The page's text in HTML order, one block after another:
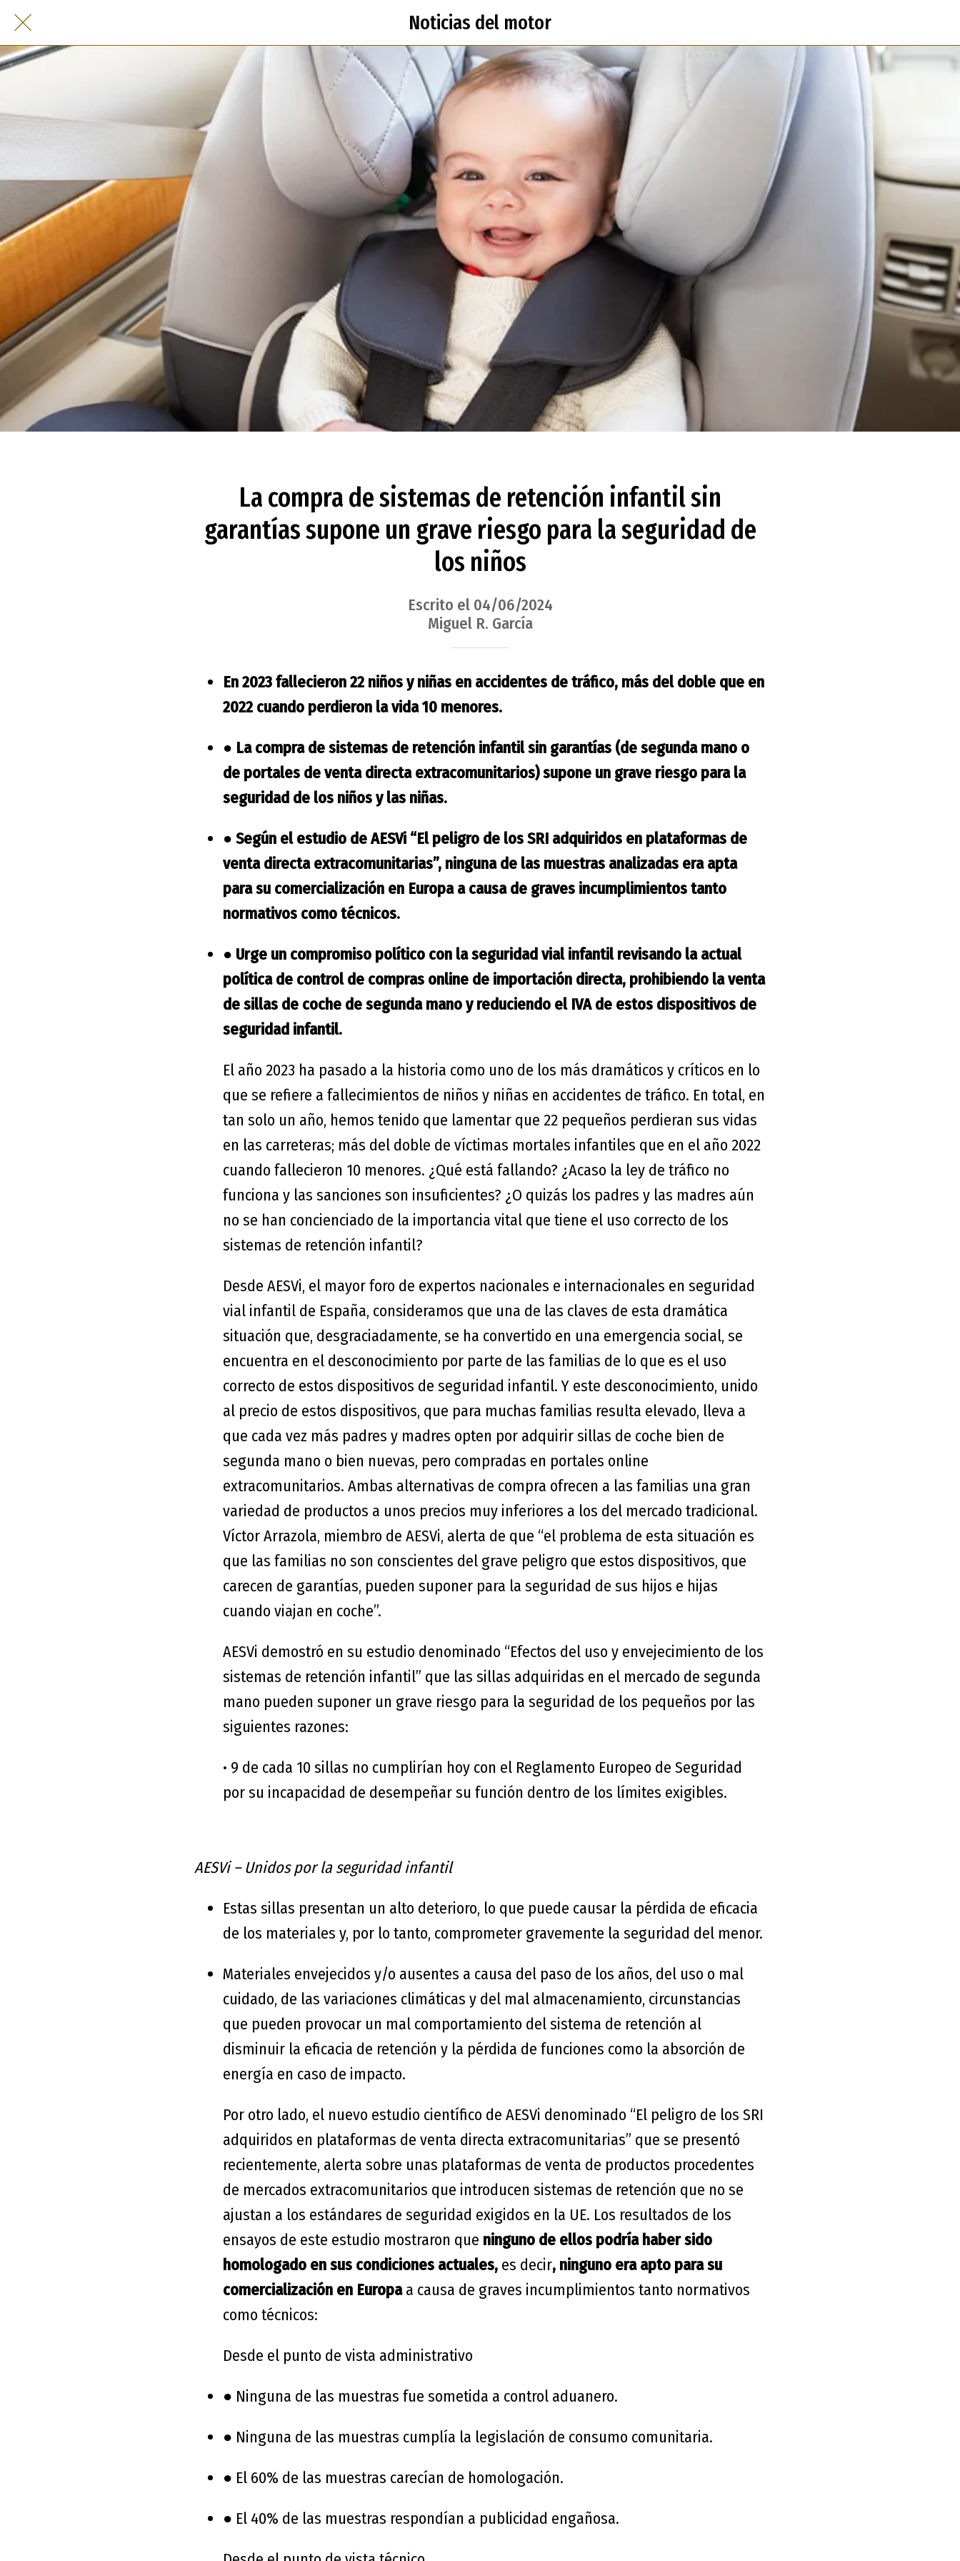
Noticias del motor
La compra de sistemas de retención infantil sin
garantías supone un grave riesgo para la seguridad de
los niños
Escrito el 04/06/2024
Miguel R. García
En 2023 fallecieron 22 niños y niñas en accidentes de tráfico, más del doble que en
2022 cuando perdieron la vida 10 menores.
● La compra de sistemas de retención infantil sin garantías (de segunda mano o
de portales de venta directa extracomunitarios) supone un grave riesgo para la
seguridad de los niños y las niñas.
● Según el estudio de AESVi “El peligro de los SRI adquiridos en plataformas de
venta directaextracomunitarias”, ninguna de las muestras analizadas era apta
para su comercialización en Europa a causa de graves incumplimientos tanto
normativos como técnicos.
● Urge un compromiso político con la seguridad vial infantil revisando la actual
política de control de compras online de importación directa, prohibiendo la venta
de sillas de coche de segunda mano y reduciendo el IVA de estos dispositivos de
seguridad infantil.
El año 2023 ha pasado a la historia como uno de los más dramáticos y críticos en lo
que se refiere a fallecimientos de niños y niñas en accidentes de tráfico. En total, en
tan solo un año, hemos tenido que lamentar que 22 pequeños perdieran sus vidas
en las carreteras; más del doble de víctimas mortales infantiles que en el año 2022
cuando fallecieron 10 menores. ¿Qué está fallando? ¿Acaso la ley de tráfico no
funciona y las sanciones son insuficientes? ¿O quizás los padres y las madres aún
no se han concienciado de la importancia vital que tiene el uso correcto de los
sistemas de retención infantil?
Desde AESVi, el mayor foro de expertos nacionales e internacionales en seguridad
vial infantil de España, consideramos que una de las claves de esta dramática
situación que, desgraciadamente, se ha convertido en una emergencia social, se
encuentra en el desconocimiento por parte de las familias de lo que es el uso
correcto de estos dispositivos de seguridad infantil. Y este desconocimiento, unido
al precio de estos dispositivos, que para muchas familias resulta elevado, lleva a
que cada vez más padres y madres opten por adquirir sillas de coche bien de
segunda mano o bien nuevas, pero compradas en portales online
extracomunitarios. Ambas alternativas de compra ofrecen a las familias una gran
variedad de productos a unos precios muy inferiores a los del mercado tradicional.
Víctor Arrazola, miembro de AESVi, alerta de que “el problema de esta situación es
que las familias no son conscientes del grave peligro que estos dispositivos, que
carecen de garantías, pueden suponer para la seguridad de sus hijos e hijas
cuando viajan en coche”.
AESVi demostró en su estudio denominado “Efectos del uso y envejecimiento de los
sistemas de retención infantil” que las sillas adquiridas en el mercado de segunda
mano pueden suponer un grave riesgo para la seguridad de los pequeños por las
siguientes razones:
• 9 de cada 10 sillas no cumplirían hoy con el Reglamento Europeo de Seguridad
por su incapacidad de desempeñar su función dentro de los límites exigibles.
AESVi–Unidos por la seguridad infantil
Estas sillas presentan un alto deterioro, lo que puede causar la pérdida de eficacia
de los materiales y, por lo tanto, comprometer gravemente la seguridad del menor.
Materiales envejecidos y/o ausentes a causa del paso de los años, del uso o mal
cuidado, de las variaciones climáticas y del mal almacenamiento, circunstancias
que pueden provocar un mal comportamiento del sistema de retención al
disminuir la eficacia de retención y la pérdida de funciones como la absorción de
energía en caso de impacto.
Por otro lado, el nuevo estudio científico de AESVi denominado “El peligro de los SRI
adquiridos en plataformas de venta directa extracomunitarias” que se presentó
recientemente, alerta sobre unas plataformas de venta de productos procedentes
de mercados extracomunitarios que introducen sistemas de retención que no se
ajustan a los estándares de seguridad exigidos en la UE. Los resultados de los
ensayos de este estudio mostraron que ninguno de ellos podría haber sido
homologado en sus condiciones actuales, es decir, ninguno era apto para su
comercialización en Europaa causa de graves incumplimientos tanto normativos
como técnicos:
Desde el punto de vista administrativo
● Ninguna de las muestras fue sometida a control aduanero.
● Ninguna de las muestras cumplía la legislación de consumo comunitaria.
● El 60% de las muestras carecían de homologación.
● El 40% de las muestras respondían a publicidad engañosa.